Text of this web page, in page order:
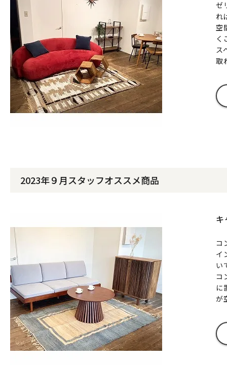
ゼ
れ
空
く
ス
取
2023年９月スタッフオススメ商品
キ
コ
イ
い
コ
に
が